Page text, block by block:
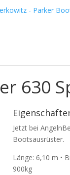
630
Jetzt bei
Bootsausrüster.
Länge: 6,10 m •
900kg